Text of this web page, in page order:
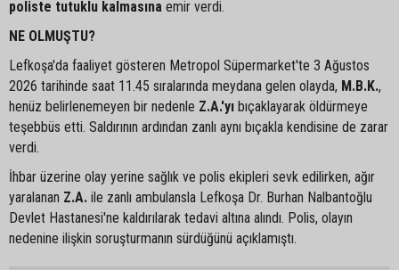
poliste tutuklu kalmasına emir verdi.
NE OLMUŞTU?
Lefkoşa'da faaliyet gösteren Metropol Süpermarket'te 3 Ağustos
2026 tarihinde saat 11.45 sıralarında meydana gelen olayda, M.B.K.,
henüz belirlenemeyen bir nedenle Z.A.'yı bıçaklayarak öldürmeye
teşebbüs etti. Saldırının ardından zanlı aynı bıçakla kendisine de zarar
verdi.
İhbar üzerine olay yerine sağlık ve polis ekipleri sevk edilirken, ağır
yaralanan Z.A. ile zanlı ambulansla Lefkoşa Dr. Burhan Nalbantoğlu
Devlet Hastanesi'ne kaldırılarak tedavi altına alındı. Polis, olayın
nedenine ilişkin soruşturmanın sürdüğünü açıklamıştı.